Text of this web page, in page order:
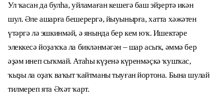
Ул ҡасан да булһа, уйламаған кешегә баш эйҙертә икән
шул. Әле ашарға бешерергә, йыуынырға, хатта хәжәтен
үтәргә лә эшкинмәй, ә янында бер кем юҡ. Ишектәре
элеккесә йоҙаҡҡа ла бикләнмәгән – шар асыҡ, әммә бер
әҙәм инеп сыҡмай. Атаһы күҙенә күренмәҫкә ҡушҡас,
ҡыҙы ла оҙаҡ ваҡыт ҡайтманы тыуған йортона. Бына шулай
тилмереп ята Әхәт ҡарт.